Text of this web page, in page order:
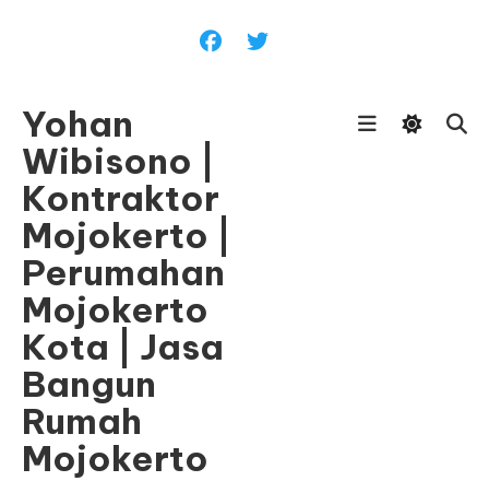
Yohan
Wibisono |
Kontraktor
Mojokerto |
Perumahan
Mojokerto
Kota | Jasa
Bangun
Rumah
Mojokerto